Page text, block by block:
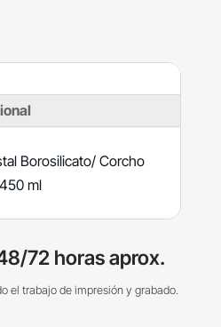
Borosilicato/ Corcho
ml
72 horas aprox.
el trabajo de impresión y grabado.